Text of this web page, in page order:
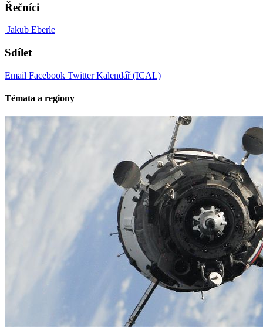
Řečníci
Jakub Eberle
Sdílet
Email Facebook TwitterKalendář (ICAL)
Témata a regiony